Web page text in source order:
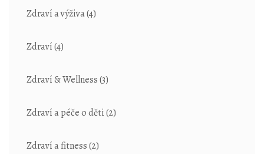
Zdraví a výživa(4)
Zdraví(4)
Zdraví & Wellness(3)
Zdraví a péče o děti(2)
Zdraví a fitness(2)